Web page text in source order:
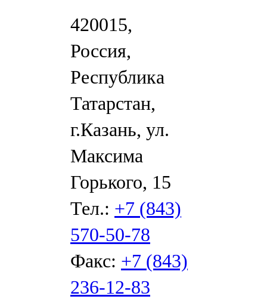
420015,
Россия,
Республика
Татарстан,
г.Казань, ул.
Максима
Горького, 15
Тел.: +7 (843)
570-50-78
Факс: +7 (843)
236-12-83